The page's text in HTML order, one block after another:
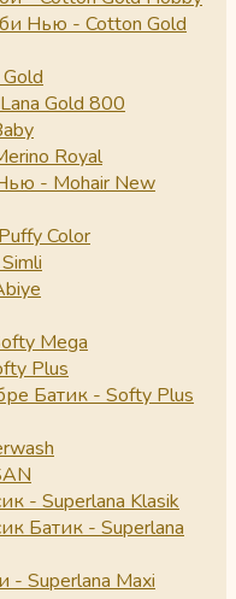
Нью - Cotton Gold
Gold 800
Royal
- Mohair New
Color
Mega
Plus
Батик - Softy Plus
- Superlana Klasik
Батик - Superlana
- Superlana Maxi